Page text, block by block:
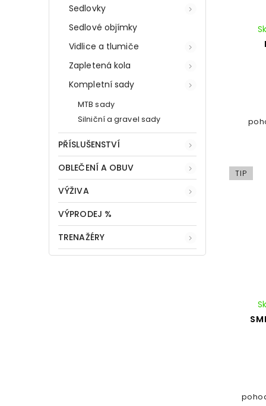
Sedlovky
Sedlové objímky
Vidlice a tlumiče
Zapletená kola
Kompletní sady
MTB sady
Silniční a gravel sady
PŘÍSLUŠENSTVÍ
OBLEČENÍ A OBUV
VÝŽIVA
VÝPRODEJ %
TRENAŽÉRY
TIP